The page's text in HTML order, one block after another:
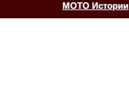
МОТО Истории